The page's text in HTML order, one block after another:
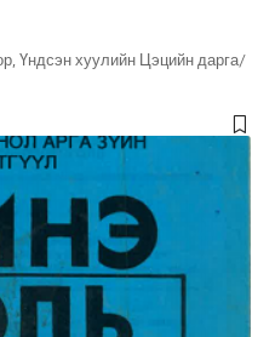
Үндсэн хуулийн Цэцийн дарга/